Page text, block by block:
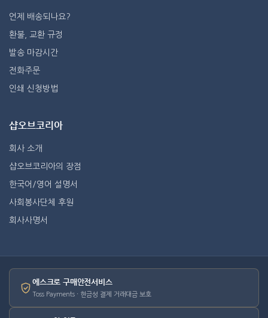
언제 배송되나요?
환불, 교환 규정
발송 마감시간
전화주문
인쇄 신청방법
샵오브코리아
회사 소개
샵오브코리아의 장점
한국어/영어 설명서
사회봉사단체 후원
회사사명서
에스크로 구매안전서비스
Toss Payments · 현금성 결제 거래대금 보호